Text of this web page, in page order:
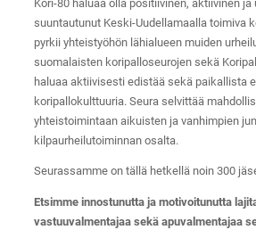
Kori-80 haluaa olla positiivinen, aktiivinen ja
suuntautunut Keski-Uudellamaalla toimiva
pyrkii yhteistyöhön lähialueen muiden
suomalaisten koripalloseurojen sekä
haluaa aktiivisesti edistää sekä paikallista
koripallokulttuuria. Seura selvittää
yhteistoimintaan aikuisten ja vanhimpien
kilpaurheilutoiminnan osalta.
Seurassamme on tällä hetkellä noin 300
Etsimme innostunutta ja motivoitunutta
vastuuvalmentajaa sekä apuvalmentajaa